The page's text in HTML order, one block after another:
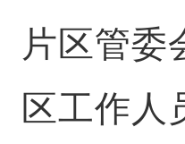
片区管委
区工作人